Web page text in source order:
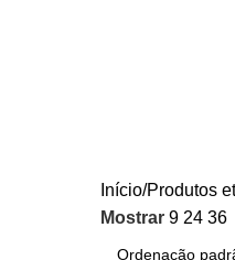
Início Produtos
Mostrar 9 24 36